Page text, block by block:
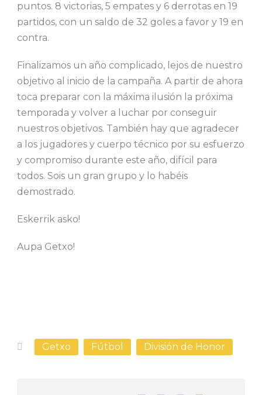
puntos. 8 victorias, 5 empates y 6 derrotas en 19
partidos, con un saldo de 32 goles a favor y 19 en
contra.
Finalizamos un año complicado, lejos de nuestro
objetivo al inicio de la campaña. A partir de ahora
toca preparar con la máxima ilusión la próxima
temporada y volver a luchar por conseguir
nuestros objetivos. También hay que agradecer
a los jugadores y cuerpo técnico por su esfuerzo
y compromiso durante este año, difícil para
todos. Sois un gran grupo y lo habéis
demostrado.
Eskerrik asko!
Aupa Getxo!
Getxo Fútbol División de Honor